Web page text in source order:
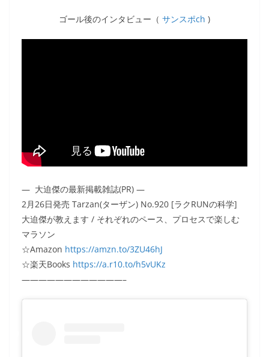
ゴール後のインタビュー（ サンスポch )
— 大迫傑の最新掲載雑誌(PR) —
2月26日発売 Tarzan(ターザン) No.920 [ラクRUNの科学]
大迫傑が教えます / それぞれのペース、プロセスで楽しむ
マラソン
☆Amazon https://amzn.to/3ZU46hJ
☆楽天Books https://a.r10.to/h5vUKz
————————————–